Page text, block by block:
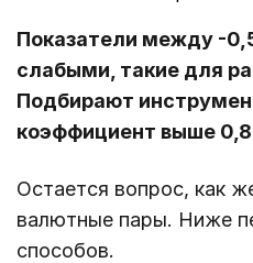
Показатели между -
слабыми, такие для
Подбирают
коэффициент выше
Остается вопрос, как
валютные пары. Ниже
способов.